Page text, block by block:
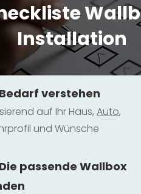
Installation
verstehen
auf Ihr Haus, Auto,
und Wünsche
passende Wallbox